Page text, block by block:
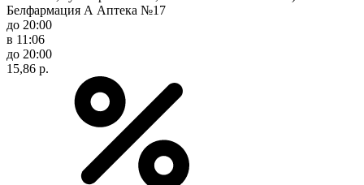
Белфармация А Аптека №17
до 20:00
в 11:06
до 20:00
15,86 р.